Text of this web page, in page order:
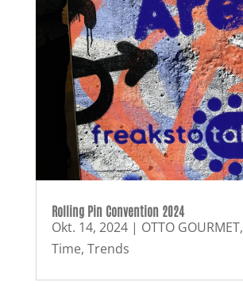
Rolling Pin Convention 2024
Okt. 14, 2024| OTTO GOURMET,
Time, Trends